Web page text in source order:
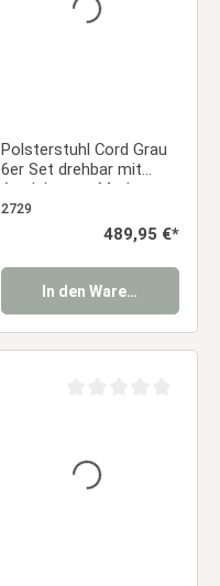
Polsterstuhl Cord Grau
6er Set drehbar mit
Armlehnen – Moderne
Esszimmerstühle im
Retro-Look Essstuhl
2729
Regulärer Preis:
489,95 €*
In den Warenkorb